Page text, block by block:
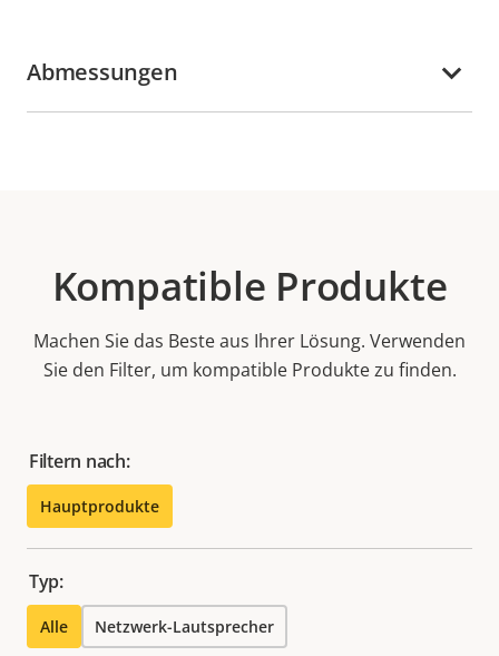
Abmessungen
Kompatible Produkte
Machen Sie das Beste aus Ihrer Lösung. Verwenden
Sie den Filter, um kompatible Produkte zu finden.
Filtern nach:
Hauptprodukte
Typ:
Alle Netzwerk-Lautsprecher